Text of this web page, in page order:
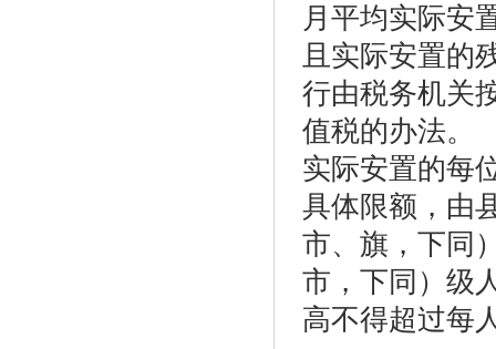
月平均实际安
且实际安置的
行由税务机关
值税的办法。
实际安置的每
具体限额，由
市、旗，下同
市，下同）级
高不得超过每